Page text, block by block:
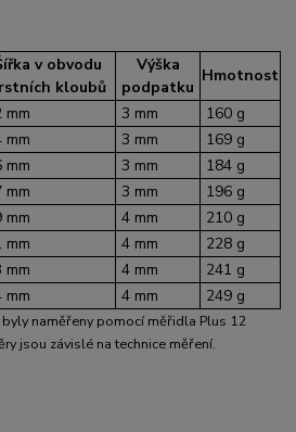
v obvodu
kloubů
Výška
podpatku
Hmotnost
mm 3 mm
160 g
mm 3 mm
169 g
mm 3 mm
184 g
mm 3 mm
196 g
mm 4 mm
210 g
mm 4 mm
228 g
mm 4 mm
241 g
mm 4 mm 249 g
naměřeny pomocí měřidla Plus 12
jsou závislé na technice měření.